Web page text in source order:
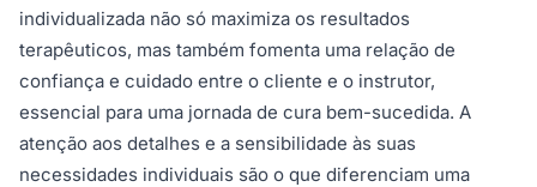
individualizada não só maximiza os resultados
terapêuticos, mas também fomenta uma relação de
confiança e cuidado entre o cliente e o instrutor,
essencial para uma jornada de cura bem-sucedida. A
atenção aos detalhes e a sensibilidade às suas
necessidades individuais são o que diferenciam uma